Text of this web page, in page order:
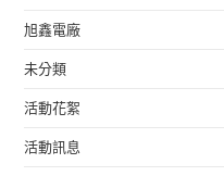
旭鑫電廠
未分類
活動花絮
活動訊息